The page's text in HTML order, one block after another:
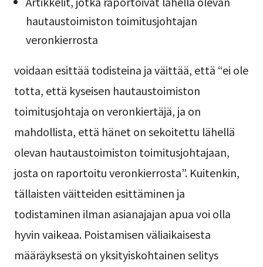
hautaustoimiston toimitusjohtajan
veronkierrosta
voidaan esittää todisteina ja väittää, että “ei ole
totta, että kyseisen hautaustoimiston
toimitusjohtaja on veronkiertäjä, ja on
mahdollista, että hänet on sekoitettu lähellä
olevan hautaustoimiston toimitusjohtajaan,
josta on raportoitu veronkierrosta”. Kuitenkin,
tällaisten väitteiden esittäminen ja
todistaminen ilman asianajajan apua voi olla
hyvin vaikeaa. Poistamisen väliaikaisesta
määräyksestä on yksityiskohtainen selitys